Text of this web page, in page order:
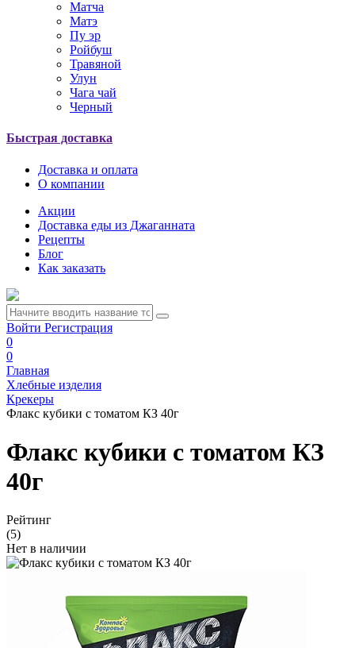
Матча
Матэ
Пу эр
Ройбуш
Травяной
Улун
Чага чай
Черный
Быстрая доставка
Доставка и оплата
О компании
Акции
Доставка еды из Джаганната
Рецепты
Блог
Как заказать
Войти Регистрация
0
0
Главная
Хлебные изделия
Крекеры
Флакс кубики с томатом КЗ 40г
Флакс кубики с томатом КЗ
40г
Рейтинг
(5)
Нет в наличии